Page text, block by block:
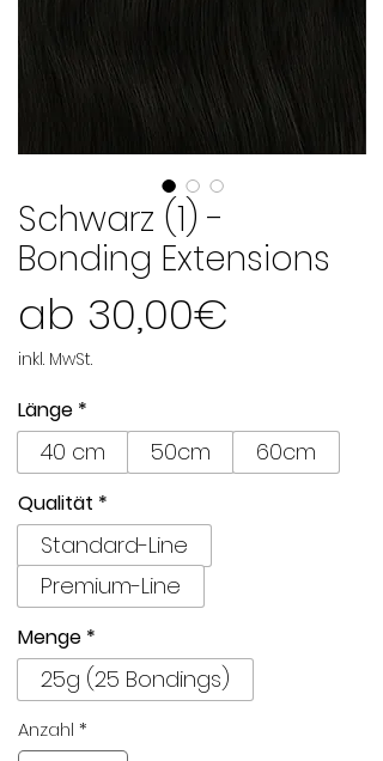
Schwarz (1) -
Bonding Extensions
ab 30,00€
inkl. MwSt.
Länge *
40 cm 50cm 60cm
Qualität *
Standard-Line
Premium-Line
Menge *
25g (25 Bondings)
Anzahl *